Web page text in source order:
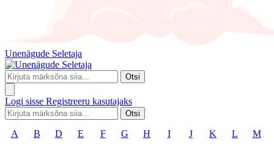
Unenägude Seletaja
Otsi
Logi sisse Registreeru kasutajaks
Otsi
A B D E F G H I J K L M